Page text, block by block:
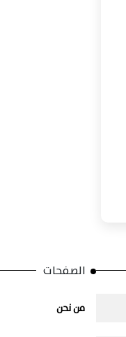
الصفحات
من نحن